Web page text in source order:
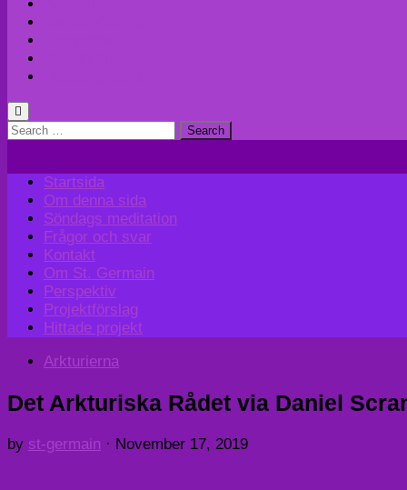
Search
Startsida
Om denna sida
Söndags meditation
Frågor och svar
Kontakt
Om St. Germain
Perspektiv
Projektförslag
Hittade projekt
Arkturierna
Det Arkturiska Rådet via Daniel
by st-germain · November 17, 2019